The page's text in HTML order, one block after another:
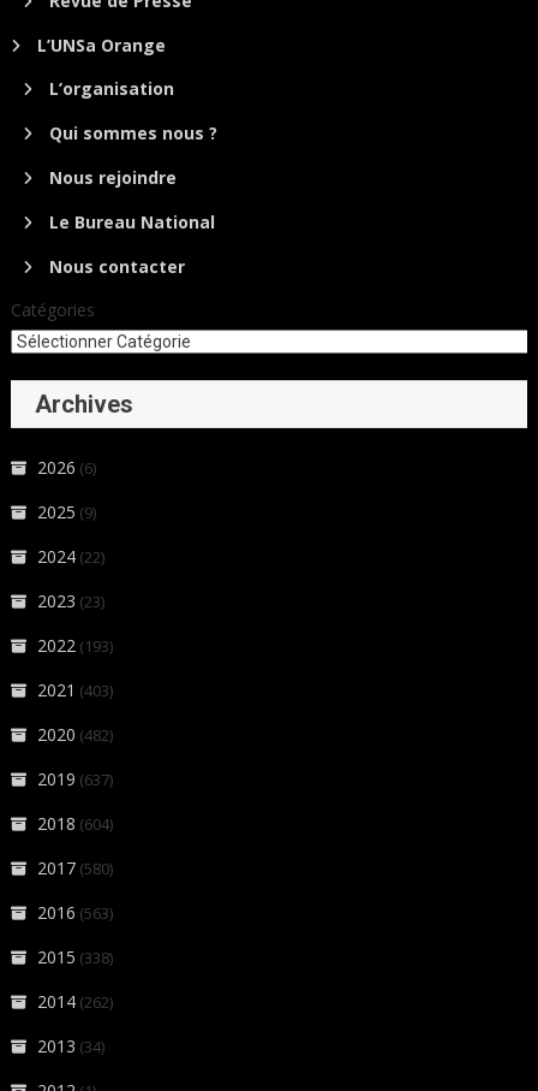
L’UNSa Orange
L’organisation
Qui sommes nous ?
Nous rejoindre
Le Bureau National
Nous contacter
Catégories
Archives
2026 (6)
2025 (9)
2024 (22)
2023 (23)
2022 (193)
2021 (403)
2020 (482)
2019 (637)
2018 (604)
2017 (580)
2016 (563)
2015 (338)
2014 (262)
2013 (34)